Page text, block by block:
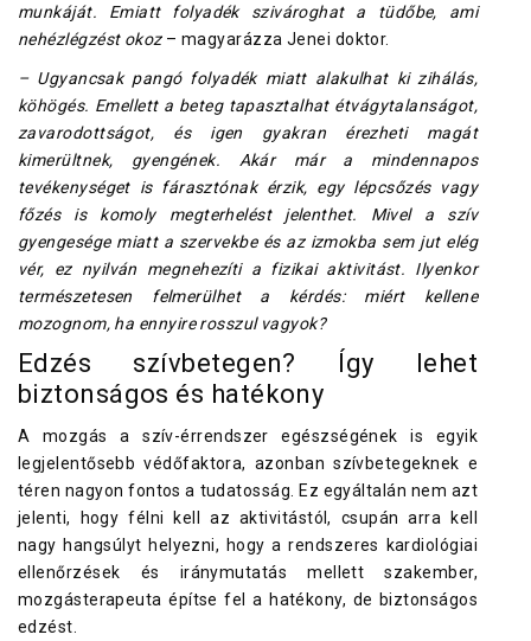
munkáját. Emiatt folyadék szivároghat a tüdőbe, ami
nehézlégzést okoz – magyarázza Jenei doktor.
– Ugyancsak pangó folyadék miatt alakulhat ki zihálás,
köhögés. Emellett a beteg tapasztalhat étvágytalanságot,
zavarodottságot, és igen gyakran érezheti magát
kimerültnek, gyengének. Akár már a mindennapos
tevékenységet is fárasztónak érzik, egy lépcsőzés vagy
főzés is komoly megterhelést jelenthet. Mivel a szív
gyengesége miatt a szervekbe és az izmokba sem jut elég
vér, ez nyilván megnehezíti a fizikai aktivitást. Ilyenkor
természetesen felmerülhet a kérdés: miért kellene
mozognom, ha ennyire rosszul vagyok?
Edzés szívbetegen? Így lehet
biztonságos és hatékony
A mozgás a szív-érrendszer egészségének is egyik
legjelentősebb védőfaktora, azonban szívbetegeknek e
téren nagyon fontos a tudatosság. Ez egyáltalán nem azt
jelenti, hogy félni kell az aktivitástól, csupán arra kell
nagy hangsúlyt helyezni, hogy a rendszeres kardiológiai
ellenőrzések és iránymutatás mellett szakember,
mozgásterapeuta építse fel a hatékony, de biztonságos
edzést.